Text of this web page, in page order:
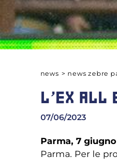
news > news zebre
L’EX ALL
07/06/2023
Parma, 7 giugno
Parma. Per le